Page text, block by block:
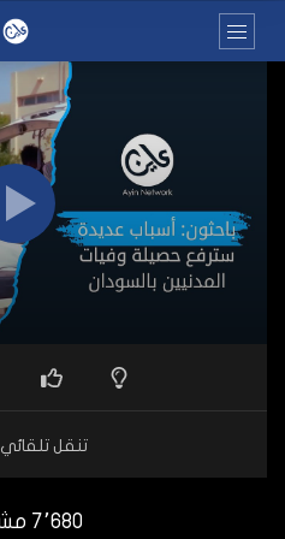
تنقل تلقائي
7٬680 مشاهدة